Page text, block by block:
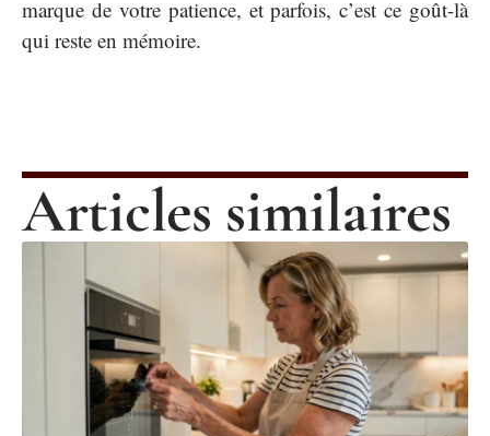
marque de votre patience, et parfois, c’est ce goût-là
qui reste en mémoire.
Articles similaires